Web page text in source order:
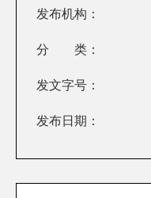
发布机构：
分 类：
发文字号：
发布日期：